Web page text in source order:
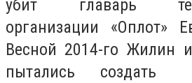
убит главарь
организации «Оплот»
Весной 2014-го Жилин
пытались создать